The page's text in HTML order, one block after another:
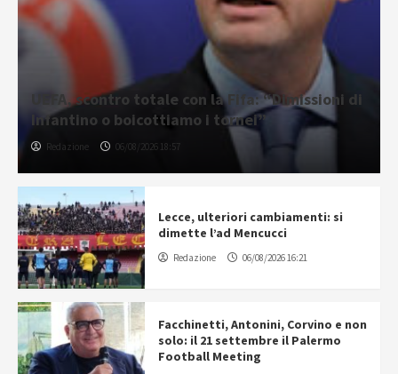
UEFA, scontro totale con la Fifa: “Dimissioni di
Infantino o boicottiamo i tornei”
Redazione 06/08/2026 18:57
Lecce, ulteriori cambiamenti: si
dimette l’ad Mencucci
Redazione 06/08/2026 16:21
Facchinetti, Antonini, Corvino e non
solo: il 21 settembre il Palermo
Football Meeting